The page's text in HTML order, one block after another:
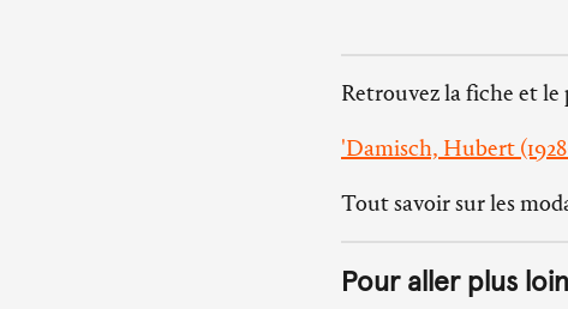
Retrouvez la fiche et le
'Damisch, Hubert
Tout savoir sur les
Pour aller plus